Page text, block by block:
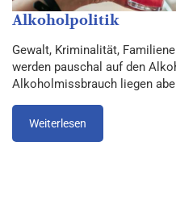
Alkoholpolitik
Gewalt, Kriminalität,
werden pauschal auf den
Alkoholmissbrauch liegen
Weiterlesen